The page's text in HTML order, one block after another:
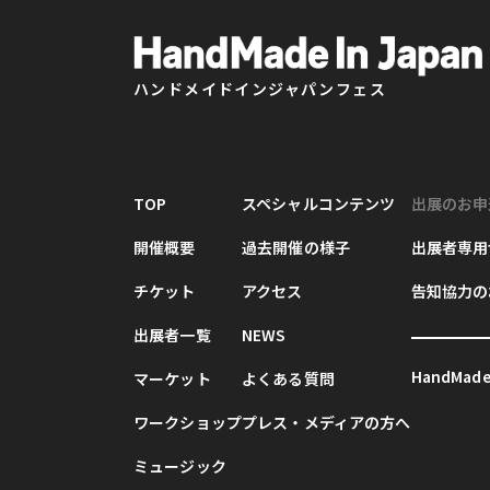
ハンドメイドインジャパンフェス
TOP
開催概要
チケット
出展者一覧
マーケット
ワークショップ
ミュージック
スペシャルコンテンツ
過去開催の様子
アクセス
NEWS
よくある質問
プレス・メディアの方へ
出展のお
出展者専
告知協力